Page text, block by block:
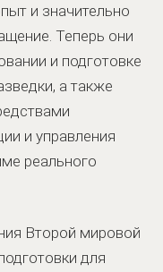
и значительно
Теперь они
и подготовке
а также
и управления
реального
Второй мировой
для